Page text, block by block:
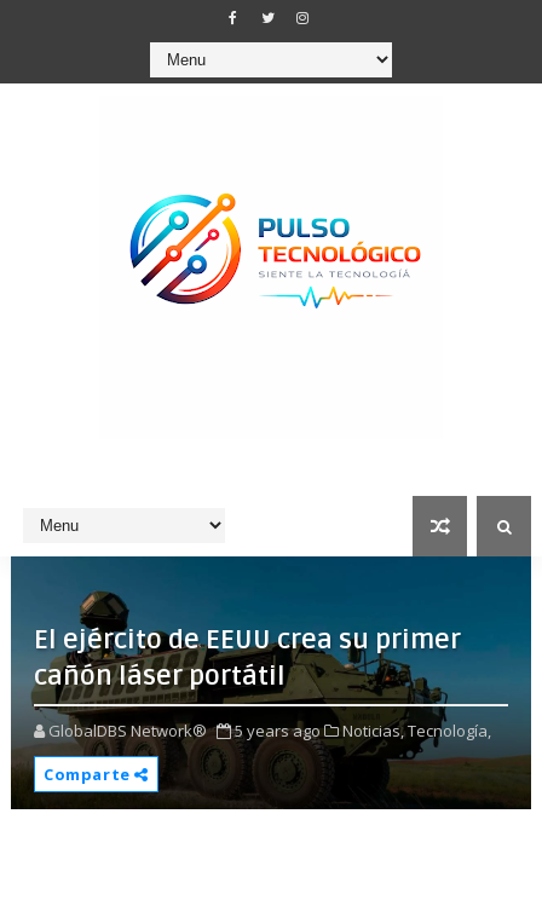
El ejército de EEUU crea su primer
cañón láser portátil
GlobalDBS Network® 5 years ago Noticias,Tecnología,
Comparte